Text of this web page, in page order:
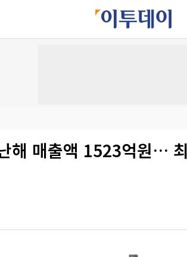
해 매출액 1523억원…